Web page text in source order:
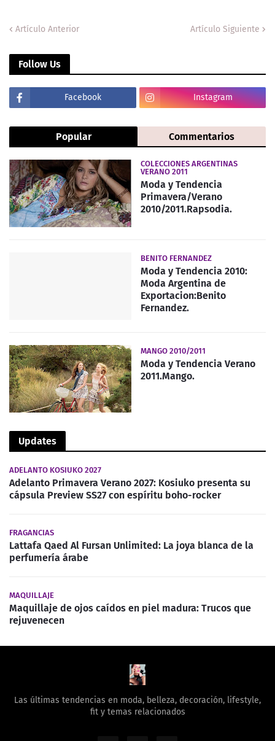
Artículo Anterior Artículo Siguiente
Follow Us
Facebook Instagram
Popular Commentarios
COLECCIONES ARGENTINAS
VERANO 2011
Moda y Tendencia
Primavera/Verano
2010/2011.Rapsodia.
BENITO FERNANDEZ
Moda y Tendencia 2010:
Moda Argentina de
Exportacion:Benito
Fernandez.
MANGO 2010/2011
Moda y Tendencia Verano
2011.Mango.
Updates
ADELANTO KOSIUKO 2027
Adelanto Primavera Verano 2027: Kosiuko presenta su
cápsula Preview SS27 con espíritu boho-rocker
FRAGANCIAS
Lattafa Qaed Al Fursan Unlimited: La joya blanca de la
perfumería árabe
MAQUILLAJE
Maquillaje de ojos caídos en piel madura: Trucos que
rejuvenecen
Las últimas tendencias en moda, belleza, decoración, lifestyle,
fit y temas relacionados